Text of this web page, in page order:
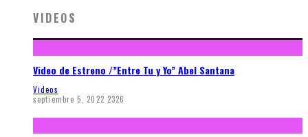
VIDEOS
Video de Estreno /”Entre Tu y Yo” Abel Santana
Videos
septiembre 5, 2022 2326